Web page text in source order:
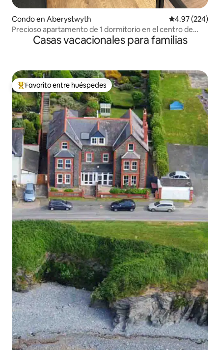
Condo en Aberystwyth Calificación
4.97 (224)
Precioso apartamento de 1 dormitorio en el centro de
Aberystwyth
Casas vacacionales para familias
Favorito entre huéspedes preferido
Favorito entre huéspedes